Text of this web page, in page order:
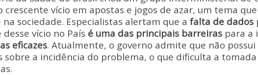
k
crescente vício em apostas e jogos de azar, um tema
sociedade. Especialistas alertam que a falta de dados
vício no País é uma das principais barreiras para a
eficazes. Atualmente, o governo admite que não
sobre a incidência do problema, o que dificulta a tomada